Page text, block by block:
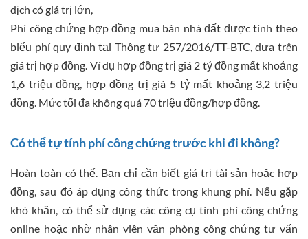
dịch có giá trị lớn,
Phí công chứng hợp đồng mua bán nhà đất được tính theo
biểu phí quy định tại Thông tư 257/2016/TT-BTC, dựa trên
giá trị hợp đồng. Ví dụ hợp đồng trị giá 2 tỷ đồng mất khoảng
1,6 triệu đồng, hợp đồng trị giá 5 tỷ mất khoảng 3,2 triệu
đồng. Mức tối đa không quá 70 triệu đồng/hợp đồng.
Có thể tự tính phí công chứng trước khi đi không?
Hoàn toàn có thể. Bạn chỉ cần biết giá trị tài sản hoặc hợp
đồng, sau đó áp dụng công thức trong khung phí. Nếu gặp
khó khăn, có thể sử dụng các công cụ tính phí công chứng
online hoặc nhờ nhân viên văn phòng công chứng tư vấn